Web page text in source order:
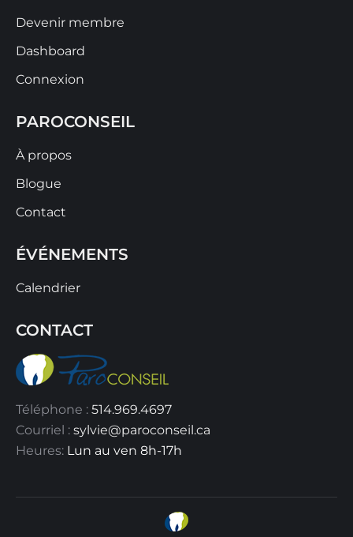
Devenir membre
Dashboard
Connexion
PAROCONSEIL
À propos
Blogue
Contact
ÉVÉNEMENTS
Calendrier
CONTACT
Téléphone : 514.969.4697
Courriel : sylvie@paroconseil.ca
Heures: Lun au ven 8h-17h